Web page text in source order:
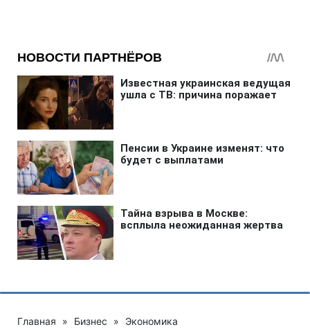
Главная » Бизнес » Экономика